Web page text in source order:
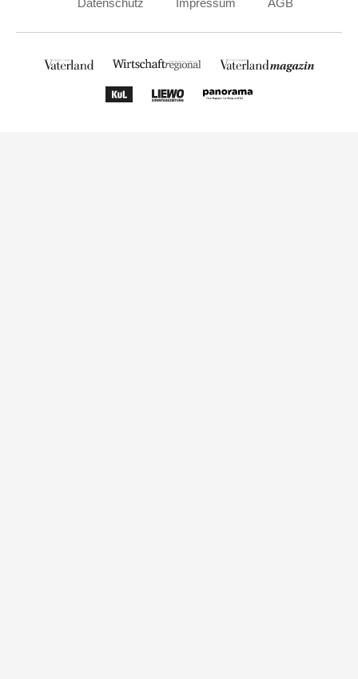
Datenschutz
Impressum AGB